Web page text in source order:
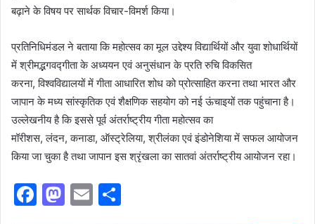
बढ़ाने के विषय पर सार्थक विचार-विमर्श किया।
प्रतिनिधिमंडल ने बताया कि महोत्सव का मूल उद्देश्य विद्यार्थियों और युवा शोधार्थियों
में श्रीमद्भगवद्गीता के अध्ययन एवं अनुसंधान के प्रति रुचि विकसित
करना, विश्वविद्यालयों में गीता आधारित शोध को प्रोत्साहित करना तथा भारत और
जापान के मध्य सांस्कृतिक एवं शैक्षणिक सहयोग को नई ऊंचाइयों तक पहुंचाना है।
उल्लेखनीय है कि इससे पूर्व अंतर्राष्ट्रीय गीता महोत्सव का
मॉरीशस, लंदन, कनाडा, ऑस्ट्रेलिया, श्रीलंका एवं इंडोनेशिया में सफल आयोजन
किया जा चुका है तथा जापान इस श्रृंखला का सातवां अंतर्राष्ट्रीय आयोजन रहा।
F
M E